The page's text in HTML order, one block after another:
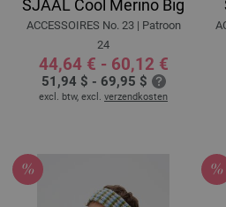
SJAAL Cool Merino Big
ACCESSOIRES No. 23 | Patroon
24
44,64 € - 60,12 €
51,94 $ - 69,95 $
excl. btw, excl. verzendkosten